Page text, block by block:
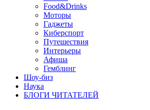
Food&Drinks
Моторы
Гаджеты
Киберспорт
Путешествия
Интерьеры
Афиша
Гемблинг
Шоу-биз
Наука
БЛОГИ ЧИТАТЕЛЕЙ